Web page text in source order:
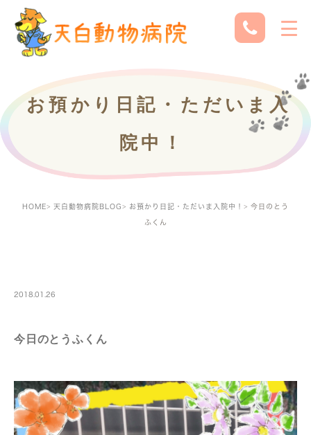
お預かり日記・ただいま入
院中！
HOME 天白動物病院BLOG お預かり日記・ただいま入院中！ 今日のとう
ふくん
2018.01.26
今日のとうふくん